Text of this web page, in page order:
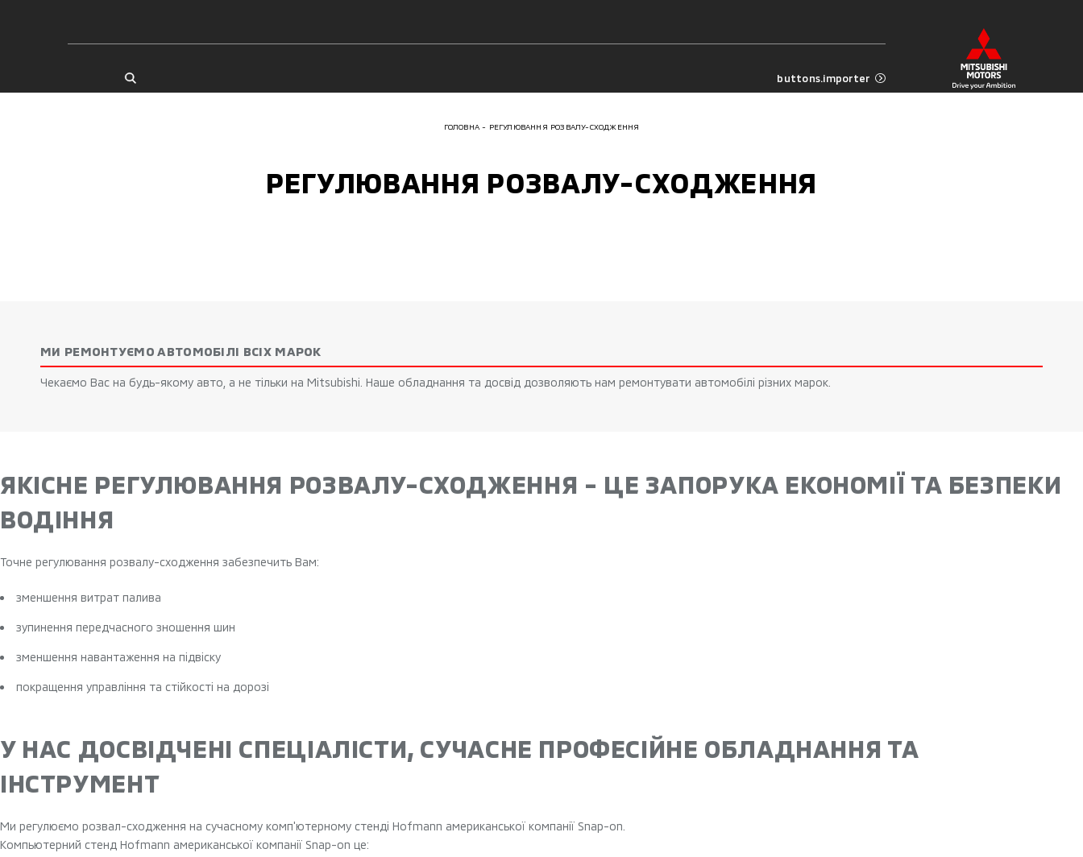
buttons.importer
ГОЛОВНА РЕГУЛЮВАННЯ РОЗВАЛУ-СХОДЖЕННЯ
РЕГУЛЮВАННЯ РОЗВАЛУ-СХОДЖЕННЯ
МИ РЕМОНТУЄМО АВТОМОБІЛІ ВСІХ МАРОК
Чекаємо Вас на будь-якому авто, а не тільки на Mitsubishi. Наше обладнання та досвід дозволяють нам ремонтувати автомобілі різних марок.
ЯКІСНЕ РЕГУЛЮВАННЯ РОЗВАЛУ-СХОДЖЕННЯ - ЦЕ ЗАПОРУКА ЕКОНОМІЇ ТА БЕЗПЕКИ
ВОДІННЯ
Точне регулювання розвалу-сходження забезпечить Вам:
зменшення витрат палива
зупинення передчасного зношення шин
зменшення навантаження на підвіску
покращення управління та стійкості на дорозі
У НАС ДОСВІДЧЕНІ СПЕЦІАЛІСТИ, СУЧАСНЕ ПРОФЕСІЙНЕ ОБЛАДНАННЯ ТА
ІНСТРУМЕНТ
Ми регулюємо розвал-сходження на сучасному комп'ютерному стенді Hofmann американської компанії Snap-on.
Компьютерний стенд Hofmann американської компанії Snap-on це: